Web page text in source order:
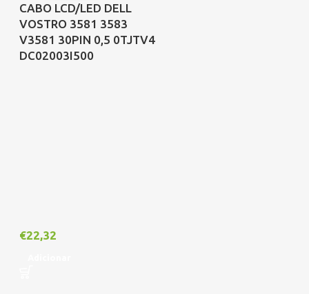
CABO LCD/LED DELL
VOSTRO 3581 3583
V3581 30PIN 0,5 0TJTV4
DC02003I500
€22,32